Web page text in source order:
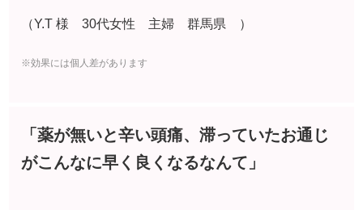
がこんなに早く良くなるなんて」